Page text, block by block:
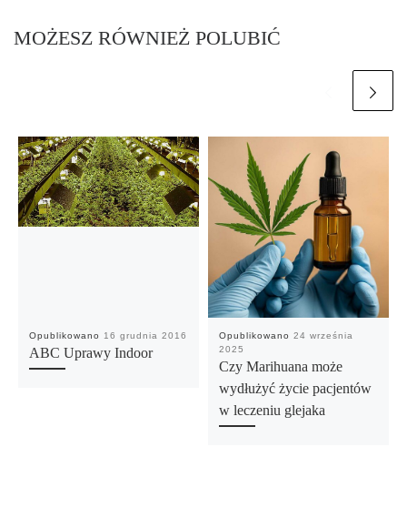
MOŻESZ RÓWNIEŻ POLUBIĆ
Opublikowano 16 grudnia 2016
ABC Uprawy Indoor
Opublikowano 24 września
2025
Czy Marihuana może
wydłużyć życie pacjentów
w leczeniu glejaka